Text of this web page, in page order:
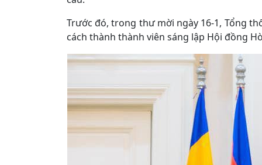
Trước đó, trong thư mời ngày 16-1, Tổng
cách thành thành viên sáng lập Hội đồng